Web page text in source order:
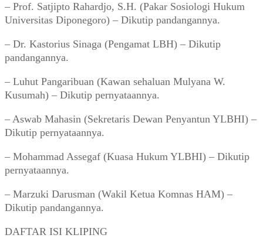
– Prof. Satjipto Rahardjo, S.H. (Pakar Sosiologi Hukum
Universitas Diponegoro) – Dikutip pandangannya.
– Dr. Kastorius Sinaga (Pengamat LBH) – Dikutip
pandangannya.
– Luhut Pangaribuan (Kawan sehaluan Mulyana W.
Kusumah) – Dikutip pernyataannya.
– Aswab Mahasin (Sekretaris Dewan Penyantun YLBHI) –
Dikutip pernyataannya.
– Mohammad Assegaf (Kuasa Hukum YLBHI) – Dikutip
pernyataannya.
– Marzuki Darusman (Wakil Ketua Komnas HAM) –
Dikutip pandangannya.
DAFTAR ISI KLIPING